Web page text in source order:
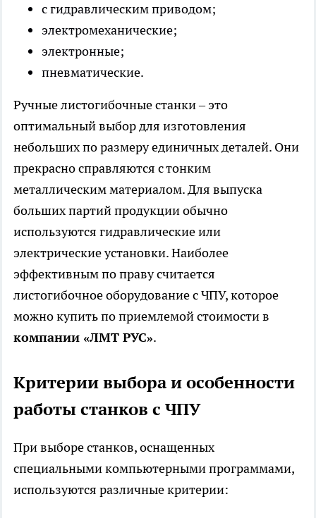
с гидравлическим приводом;
электромеханические;
электронные;
пневматические.
Ручные листогибочные станки – это
оптимальный выбор для изготовления
небольших по размеру единичных деталей. Они
прекрасно справляются с тонким
металлическим материалом. Для выпуска
больших партий продукции обычно
используются гидравлические или
электрические установки. Наиболее
эффективным по праву считается
листогибочное оборудование с ЧПУ, которое
можно купить по приемлемой стоимости в
компании «ЛМТ РУС».
Критерии выбора и особенности
работы станков с ЧПУ
При выборе станков, оснащенных
специальными компьютерными программами,
используются различные критерии: